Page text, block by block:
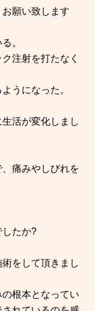
お願い致します
。
注射を打たなく
うになった。
活が変化しまし
痛みやしびれを
したか?
をして頂きまし
根本となってい